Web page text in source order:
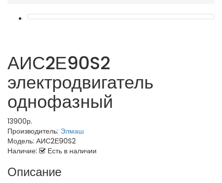
АИС2Е90S2
электродвигатель
однофазный
13900р.
Производитель: Элмаш
Модель: АИС2Е90S2
Наличие:
Есть в наличии
Описание